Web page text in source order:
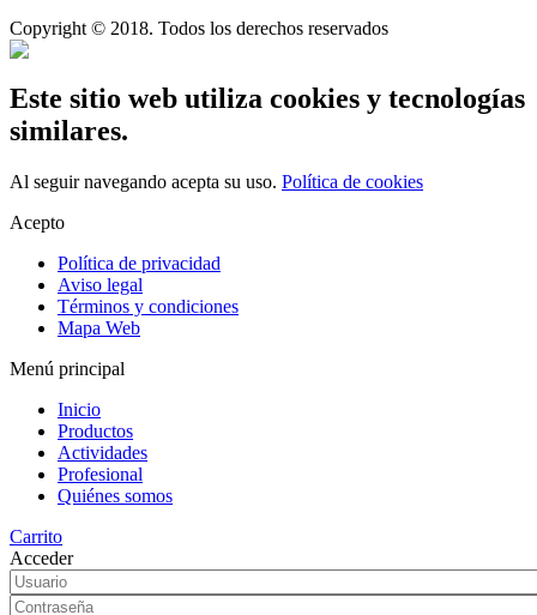
Copyright © 2018. Todos los derechos reservados
Este sitio web utiliza cookies y tecnologías
similares.
Al seguir navegando acepta su uso. Política de cookies
Acepto
Política de privacidad
Aviso legal
Términos y condiciones
Mapa Web
Menú principal
Inicio
Productos
Actividades
Profesional
Quiénes somos
Carrito
Acceder